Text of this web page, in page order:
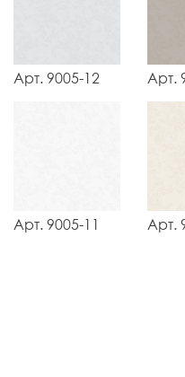
Арт. 9005-12 Арт.
Арт. 9005-11 Арт.